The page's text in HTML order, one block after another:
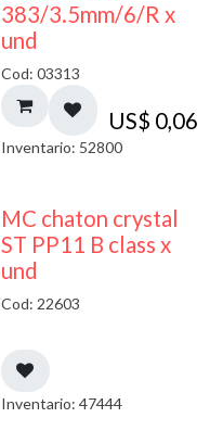
383/3.5mm/6/R x
und
Cod: 03313
US$ 0,06
Inventario: 52800
MC chaton crystal
ST PP11 B class x
und
Cod: 22603
Inventario: 47444